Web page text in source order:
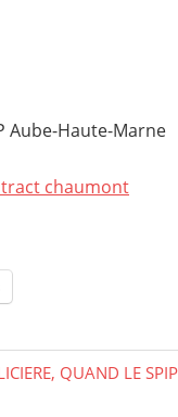
Aube-Haute-Marne
chaumont
QUAND LE